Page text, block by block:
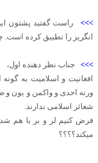
>>> راست گفتید پشتون
انگریز را تطبیق کرده است.
>>> جناب نظر دهنده اول،
افغانیت و اسلامیت به
ورنه احدی و واکمن و یون و
شعائر اسلامی ندارند.
فرض کنیم لر و بر با هم
میکند؟؟؟؟